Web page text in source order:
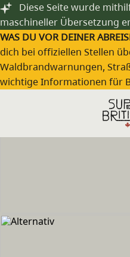
Zum Hauptinhalt springen
Diese Seite wurde
maschineller Übersetzung
WAS DU VOR DEINER
dich bei offiziellen Stellen
Waldbrandwarnungen,
wichtige Informationen für